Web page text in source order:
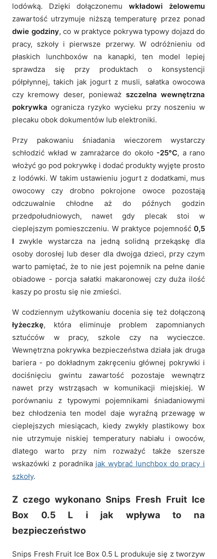
lodówką. Dzięki dołączonemu wkładowi żelowemu
zawartość utrzymuje niższą temperaturę przez ponad
dwie godziny, co w praktyce pokrywa typowy dojazd do
pracy, szkoły i pierwsze przerwy. W odróżnieniu od
płaskich lunchboxów na kanapki, ten model lepiej
sprawdza się przy produktach o konsystencji
półpłynnej, takich jak jogurt z musli, sałatka owocowa
czy kremowy deser, ponieważ szczelna wewnętrzna
pokrywka ogranicza ryzyko wycieku przy noszeniu w
plecaku obok dokumentów lub elektroniki.
Przy pakowaniu śniadania wieczorem wystarczy
schłodzić wkład w zamrażarce do około -25°C, a rano
włożyć go pod pokrywkę i dodać produkty wyjęte prosto
z lodówki. W takim ustawieniu jogurt z dodatkami, mus
owocowy czy drobno pokrojone owoce pozostają
odczuwalnie chłodne aż do późnych godzin
przedpołudniowych, nawet gdy plecak stoi w
cieplejszym pomieszczeniu. W praktyce pojemność 0,5
l zwykle wystarcza na jedną solidną przekąskę dla
osoby dorosłej lub deser dla dwojga dzieci, przy czym
warto pamiętać, że to nie jest pojemnik na pełne danie
obiadowe - porcja sałatki makaronowej czy duża ilość
kaszy po prostu się nie zmieści.
W codziennym użytkowaniu docenia się też dołączoną
łyżeczkę, która eliminuje problem zapomnianych
sztućców w pracy, szkole czy na wycieczce.
Wewnętrzna pokrywka bezpieczeństwa działa jak druga
bariera - po dokładnym zakręceniu głównej pokrywki i
dociśnięciu gwintu zawartość pozostaje wewnątrz
nawet przy wstrząsach w komunikacji miejskiej. W
porównaniu z typowymi pojemnikami śniadaniowymi
bez chłodzenia ten model daje wyraźną przewagę w
cieplejszych miesiącach, kiedy zwykły plastikowy box
nie utrzymuje niskiej temperatury nabiału i owoców,
dlatego warto przy nim rozważyć także szersze
wskazówki z poradnika jak wybrać lunchbox do pracy i
szkoły.
Z czego wykonano Snips Fresh Fruit Ice
Box 0.5 L i jak wpływa to na
bezpieczeństwo
Snips Fresh Fruit Ice Box 0.5 L produkuje się z tworzyw